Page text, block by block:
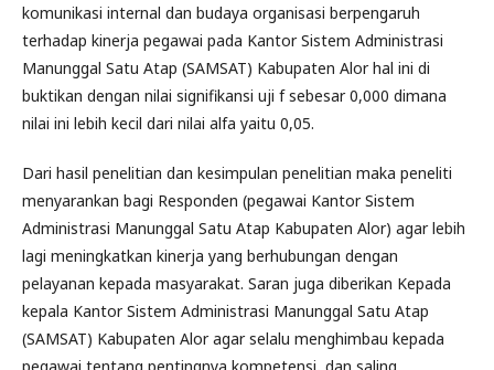
komunikasi internal dan budaya organisasi berpengaruh
terhadap kinerja pegawai pada Kantor Sistem Administrasi
Manunggal Satu Atap (SAMSAT) Kabupaten Alor hal ini di
buktikan dengan nilai signifikansi uji f sebesar 0,000 dimana
nilai ini lebih kecil dari nilai alfa yaitu 0,05.
Dari hasil penelitian dan kesimpulan penelitian maka peneliti
menyarankan bagi Responden (pegawai Kantor Sistem
Administrasi Manunggal Satu Atap Kabupaten Alor) agar lebih
lagi meningkatkan kinerja yang berhubungan dengan
pelayanan kepada masyarakat. Saran juga diberikan Kepada
kepala Kantor Sistem Administrasi Manunggal Satu Atap
(SAMSAT) Kabupaten Alor agar selalu menghimbau kepada
pegawai tentang pentingnya kompetensi, dan saling